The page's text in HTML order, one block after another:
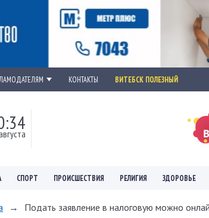
КОНТАКТЫ ВИТЕБСК ПОЛЕЗНЫЙ
СПОРТ ПРОИСШЕСТВИЯ РЕЛИГИЯ ЗДОРОВЬЕ
→ Подать заявление в налоговую можно